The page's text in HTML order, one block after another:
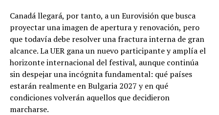
Canadá llegará, por tanto, a un Eurovisión que busca
proyectar una imagen de apertura y renovación, pero
que todavía debe resolver una fractura interna de gran
alcance. La UER gana un nuevo participante y amplía el
horizonte internacional del festival, aunque continúa
sin despejar una incógnita fundamental: qué países
estarán realmente en Bulgaria 2027 y en qué
condiciones volverán aquellos que decidieron
marcharse.